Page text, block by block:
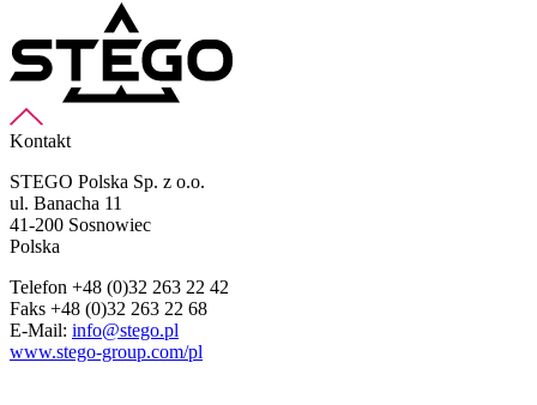
Kontakt
STEGO Polska Sp. z o.o.
ul. Banacha 11
41-200 Sosnowiec
Polska
Telefon +48 (0)32 263 22 42
Faks +48 (0)32 263 22 68
E-Mail: info@stego.pl
www.stego-group.com/pl